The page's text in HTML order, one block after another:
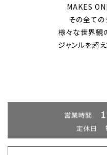
MAKES
その全ての
様々な世界観
ジャンルを超